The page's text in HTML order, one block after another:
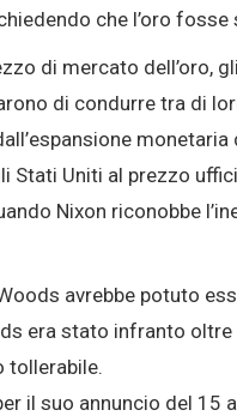
che l’oro fosse
di mercato dell’oro,
di condurre tra di
Stati Uniti al prezzo
Nixon riconobbe
avrebbe potuto
era stato infranto
tollerabile.
il suo annuncio del